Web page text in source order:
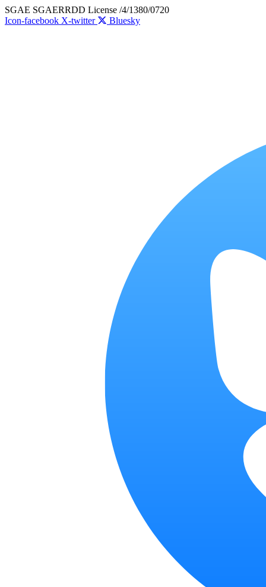
Skip
to
SGAE SGAERRDD License /4/1380/0720
Icon-facebook X-twitter Bluesky